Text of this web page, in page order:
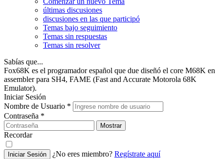
últimas discusiones
discusiones en las que participó
Temas bajo seguimiento
Temas sin respuestas
Temas sin resolver
Sabías que...
Fox68K es el programador español que due diseñó el core M68K en
assembler para SH4, FAME (Fast and Accurate Motorola 68K
Emulator).
Iniciar Sesión
Nombre de Usuario *
Contraseña *
Mostrar
Recordar
Iniciar Sesión ¿No eres miembro? Regístrate aquí